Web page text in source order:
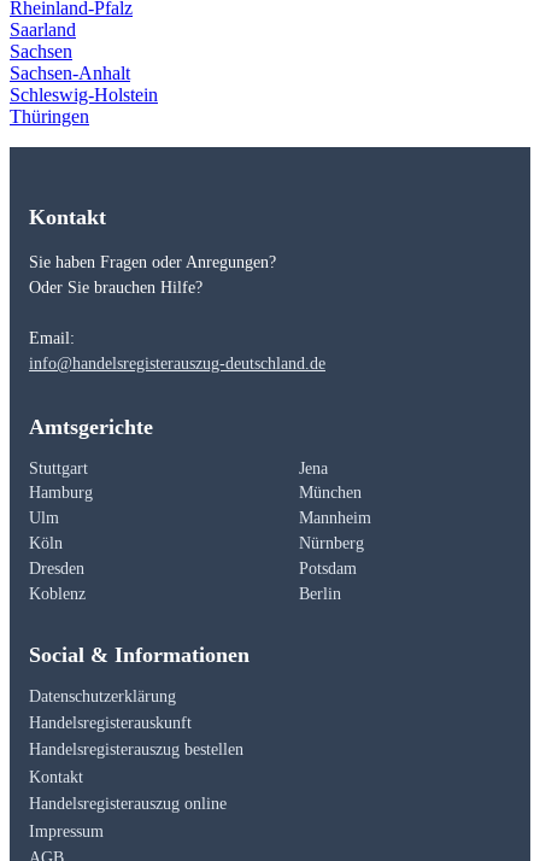
Rheinland-Pfalz
Saarland
Sachsen
Sachsen-Anhalt
Schleswig-Holstein
Thüringen
Kontakt
Sie haben Fragen oder Anregungen?
Oder Sie brauchen Hilfe?
Email:
info@handelsregisterauszug-deutschland.de
Amtsgerichte
Stuttgart
Jena
Hamburg
München
Ulm
Mannheim
Köln
Nürnberg
Dresden
Potsdam
Koblenz
Berlin
Social & Informationen
Datenschutzerklärung
Handelsregisterauskunft
Handelsregisterauszug bestellen
Kontakt
Handelsregisterauszug online
Impressum